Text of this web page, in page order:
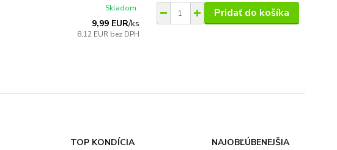
9,99 EUR/ks
8,12 EUR bez DPH
Skladom Pridať do košíka
TOP KONDÍCIA
NAJOBĽÚBENEJŠIA